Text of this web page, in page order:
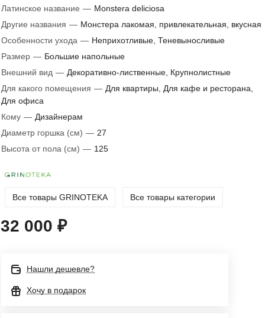
Латинское название — Monstera deliciosa
Другие названия — Монстера лакомая, привлекательная, вкусная
Особенности ухода — Неприхотливые, Теневыносливые
Размер — Большие напольные
Внешний вид — Декоративно-лиственные, Крупнолистные
Для какого помещения — Для квартиры, Для кафе и ресторана,
Для офиса
Кому — Дизайнерам
Диаметр горшка (см) — 27
Высота от пола (см) — 125
Все товары GRINOTEKA Все товары категории
32 000 ₽
Нашли дешевле?
Хочу в подарок